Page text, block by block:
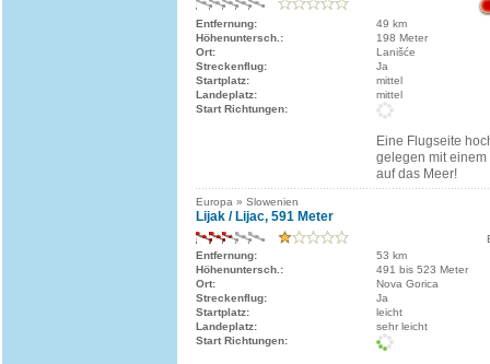
Entfernung:
49 km
Höhenuntersch.:
198 Meter
Ort:
Lanišće
Streckenflug:
Ja
Startplatz:
mittel
Landeplatz:
mittel
Start Richtungen:
Eine Flugseite
gelegen mit
auf das Meer!
Europa » Slowenien
Lijak / Lijac, 591 Meter
Entfernung:
53 km
Höhenuntersch.:
491 bis 523 Meter
Ort:
Nova Gorica
Streckenflug:
Ja
Startplatz:
leicht
Landeplatz:
sehr leicht
Start Richtungen: